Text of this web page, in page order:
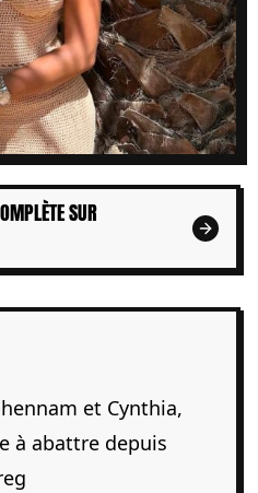
SUR
et Cynthia,
à abattre depuis